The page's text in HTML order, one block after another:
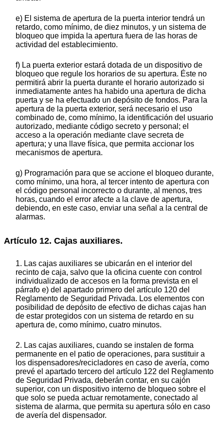
e) El sistema de apertura de la puerta interior tendrá un
retardo, como mínimo, de diez minutos, y un sistema de
bloqueo que impida la apertura fuera de las horas de
actividad del establecimiento.
f) La puerta exterior estará dotada de un dispositivo de
bloqueo que regule los horarios de su apertura. Éste no
permitirá abrir la puerta durante el horario autorizado si
inmediatamente antes ha habido una apertura de dicha
puerta y se ha efectuado un depósito de fondos. Para la
apertura de la puerta exterior, será necesario el uso
combinado de, como mínimo, la identificación del usuario
autorizado, mediante código secreto y personal; el
acceso a la operación mediante clave secreta de
apertura; y una llave física, que permita accionar los
mecanismos de apertura.
g) Programación para que se accione el bloqueo durante,
como mínimo, una hora, al tercer intento de apertura con
el código personal incorrecto o durante, al menos, tres
horas, cuando el error afecte a la clave de apertura,
debiendo, en este caso, enviar una señal a la central de
alarmas.
Artículo 12. Cajas auxiliares.
1. Las cajas auxiliares se ubicarán en el interior del
recinto de caja, salvo que la oficina cuente con control
individualizado de accesos en la forma prevista en el
párrafo e) del apartado primero del artículo 120 del
Reglamento de Seguridad Privada. Los elementos con
posibilidad de depósito de efectivo de dichas cajas han
de estar protegidos con un sistema de retardo en su
apertura de, como mínimo, cuatro minutos.
2. Las cajas auxiliares, cuando se instalen de forma
permanente en el patio de operaciones, para sustituir a
los dispensadores/recicladores en caso de avería, como
prevé el apartado tercero del artículo 122 del Reglamento
de Seguridad Privada, deberán contar, en su cajón
superior, con un dispositivo interno de bloqueo sobre el
que solo se pueda actuar remotamente, conectado al
sistema de alarma, que permita su apertura sólo en caso
de avería del dispensador.